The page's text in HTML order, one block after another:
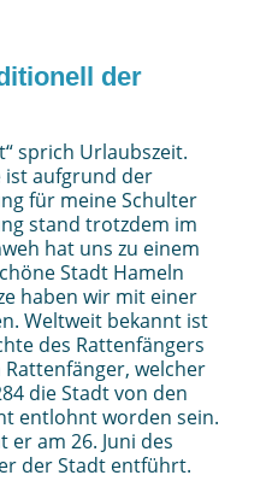
der
sprich Urlaubszeit.
ist aufgrund der
für meine Schulter
stand trotzdem im
hat uns zu einem
Stadt Hameln
haben wir mit einer
Weltweit bekannt ist
des Rattenfängers
welcher
die Stadt von den
entlohnt worden sein.
er am 26. Juni des
der Stadt entführt.